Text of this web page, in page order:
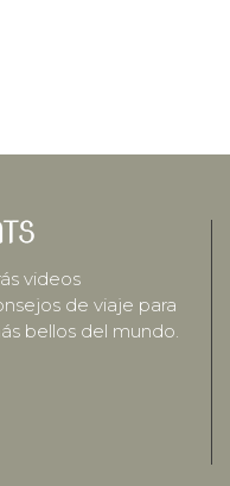
videos
de viaje para
bellos del mundo.